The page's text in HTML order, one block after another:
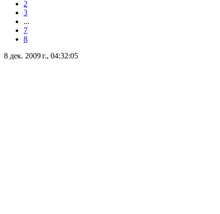
2
3
...
7
8
8 дек. 2009 г., 04:32:05